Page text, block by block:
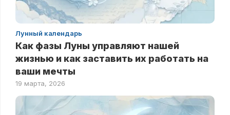
Лунный календарь
Как фазы Луны управляют нашей
жизнью и как заставить их работать на
ваши мечты
19 марта, 2026